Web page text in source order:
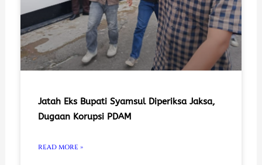
Jatah Eks Bupati Syamsul Diperiksa Jaksa,
Dugaan Korupsi PDAM
READ MORE »